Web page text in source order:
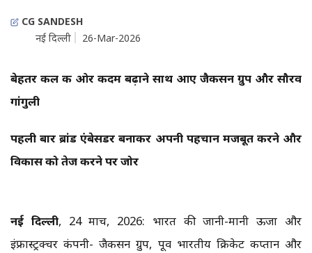
CG SANDESH
नई दिल्ली
26-Mar-2026
बेहतर कल की ओर कदम बढ़ाने साथ आए जैकसन ग्रुप और सौरव
गांगुली
पहली बार ब्रांड एंबेसडर बनाकर अपनी पहचान मजबूत करने और
विकास को तेज करने पर जोर
नई दिल्ली, 24 मार्च, 2026: भारत की जानी-मानी ऊर्जा और
इंफ्रास्ट्रक्चर कंपनी- जैकसन ग्रुप, पूर्व भारतीय क्रिकेट कप्तान और